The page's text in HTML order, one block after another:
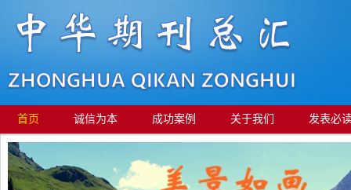
首页 诚信为本 成功案例 关于我们 发表必